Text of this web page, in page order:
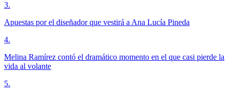
3.
Apuestas por el diseñador que vestirá a Ana Lucía Pineda
4.
Melina Ramírez contó el dramático momento en el que casi pierde la
vida al volante
5.